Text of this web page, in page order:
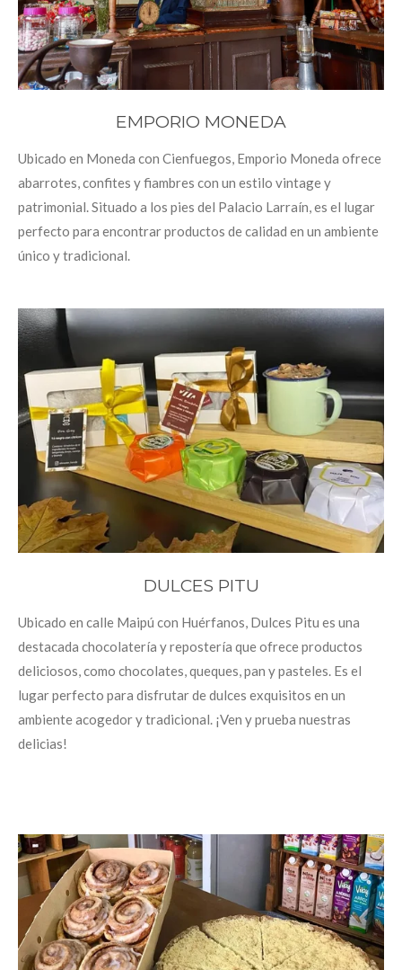
EMPORIO MONEDA
Ubicado en Moneda con Cienfuegos, Emporio Moneda ofrece
abarrotes, confites y fiambres con un estilo vintage y
patrimonial. Situado a los pies del Palacio Larraín, es el lugar
perfecto para encontrar productos de calidad en un ambiente
único y tradicional.
DULCES PITU
Ubicado en calle Maipú con Huérfanos, Dulces Pitu es una
destacada chocolatería y repostería que ofrece productos
deliciosos, como chocolates, queques, pan y pasteles. Es el
lugar perfecto para disfrutar de dulces exquisitos en un
ambiente acogedor y tradicional. ¡Ven y prueba nuestras
delicias!